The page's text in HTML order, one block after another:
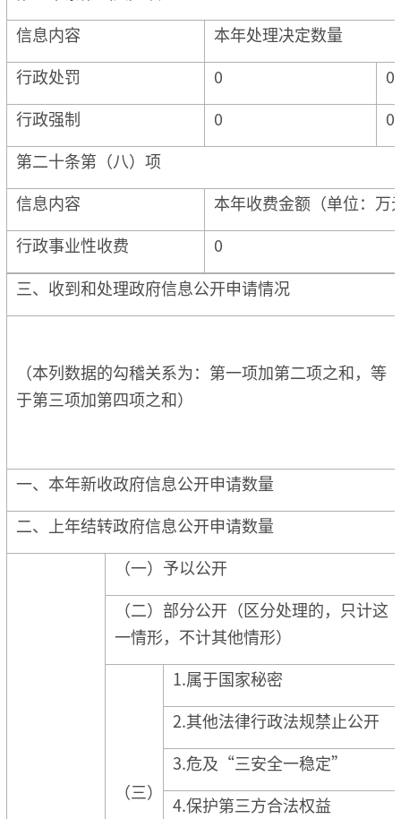
信息内容
本年处理决定数量
行政处罚
0
0
行政强制
0
0
第二十条第（八）项
信息内容
本年收费金额（单位：万
行政事业性收费
0
三、收到和处理政府信息公开申请情况
（本列数据的勾稽关系为：第一项加第二项之和，等
于第三项加第四项之和）
一、本年新收政府信息公开申请数量
二、上年结转政府信息公开申请数量
（一）予以公开
（二）部分公开（区分处理的，只计这
一情形，不计其他情形）
（三）
1.属于国家秘密
2.其他法律行政法规禁止公开
3.危及“三安全一稳定”
4.保护第三方合法权益